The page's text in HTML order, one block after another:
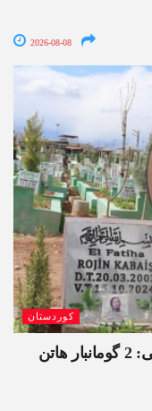
2026-08-08
کوردستان
ل ئامەدێ ئۆپەراسیۆنا تاوانێن ئەلکترۆنی: 2 گومانبار ھاتن